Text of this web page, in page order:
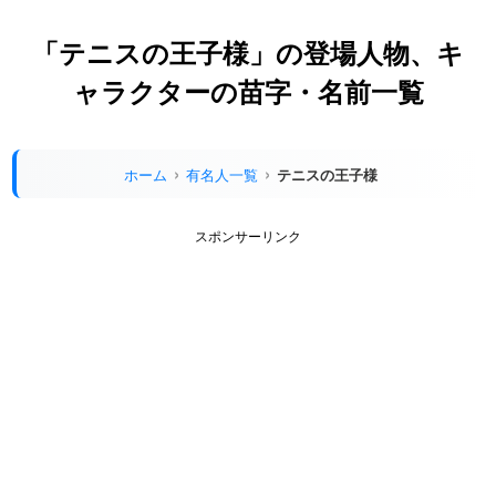
「テニスの王子様」の登場人物、キ
ャラクターの苗字・名前一覧
ホーム 有名人一覧 テニスの王子様
スポンサーリンク